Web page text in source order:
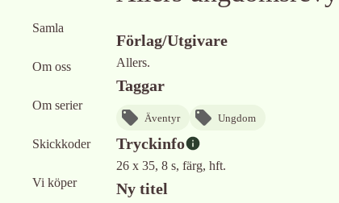
Samla
Om oss
Om serier
Skickkoder
Vi köper
Förlag/Utgivare
Allers.
Taggar
Äventyr Ungdom
Tryckinfo
26 x 35, 8 s, färg, hft.
Ny titel